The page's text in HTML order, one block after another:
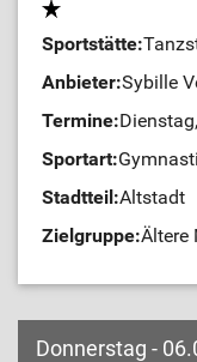
Sportstätte:
Anbieter:Sybille
Termine:
Sportart:
Stadtteil:Altstadt
Zielgruppe:Ältere
Donnerstag -